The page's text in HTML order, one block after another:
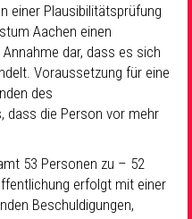
einer Plausibilitätsprüfung
Aachen einen
dar, dass es sich
Voraussetzung für eine
des
dass die Person vor mehr
53 Personen zu – 52
erfolgt mit einer
Beschuldigungen,